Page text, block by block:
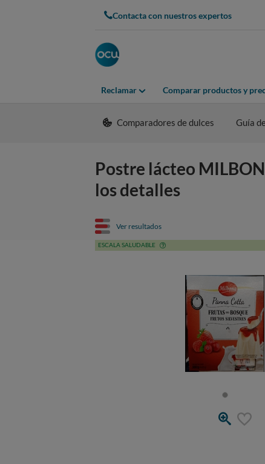
Contacta con nuestros expertos
Reclamar Comparar productos y
Comparadores de dulces Guía
Postre lácteo
los detalles
Ver resultados
ESCALA SALUDABLE